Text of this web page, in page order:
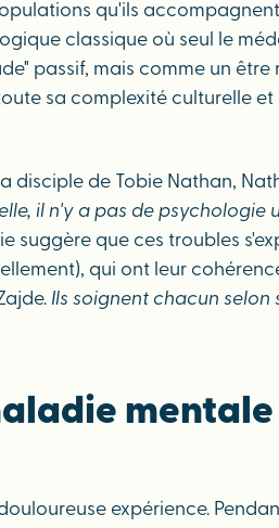
qu'ils
classique où seul le
passif, mais comme un
sa complexité culturelle
de Tobie Nathan,
il n'y a pas de psychologie
suggère que ces troubles
qui ont leur
Ils soignent chacun selon
mentale
expérience.